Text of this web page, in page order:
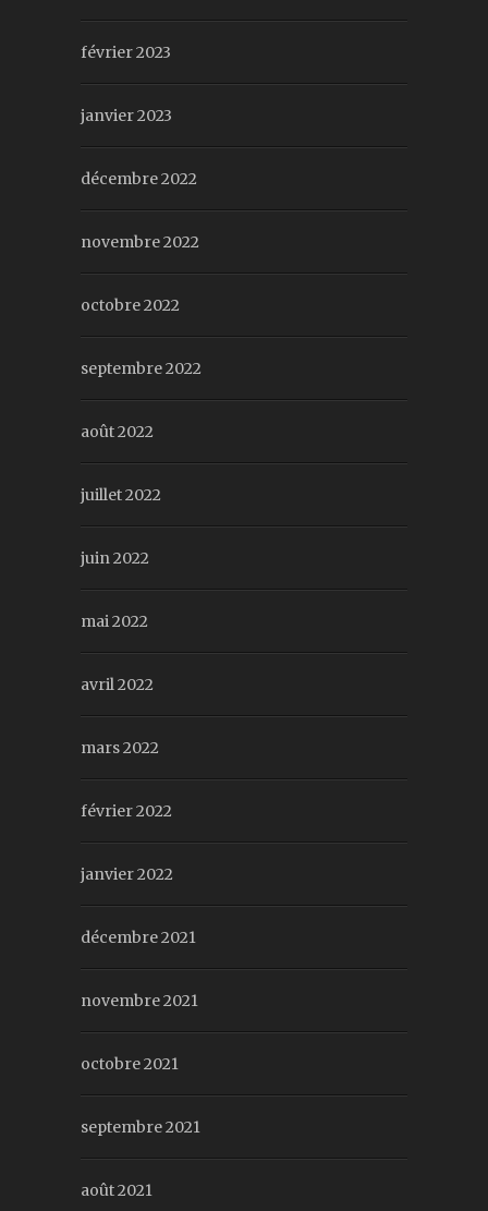
février 2023
janvier 2023
décembre 2022
novembre 2022
octobre 2022
septembre 2022
août 2022
juillet 2022
juin 2022
mai 2022
avril 2022
mars 2022
février 2022
janvier 2022
décembre 2021
novembre 2021
octobre 2021
septembre 2021
août 2021